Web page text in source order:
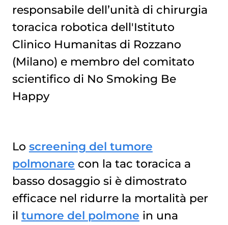
responsabile dell’unità di chirurgia
toracica robotica dell'Istituto
Clinico Humanitas di Rozzano
(Milano) e membro del comitato
scientifico di No Smoking Be
Happy
Lo screening del tumore
polmonare con la tac toracica a
basso dosaggio si è dimostrato
efficace nel ridurre la mortalità per
il tumore del polmone in una